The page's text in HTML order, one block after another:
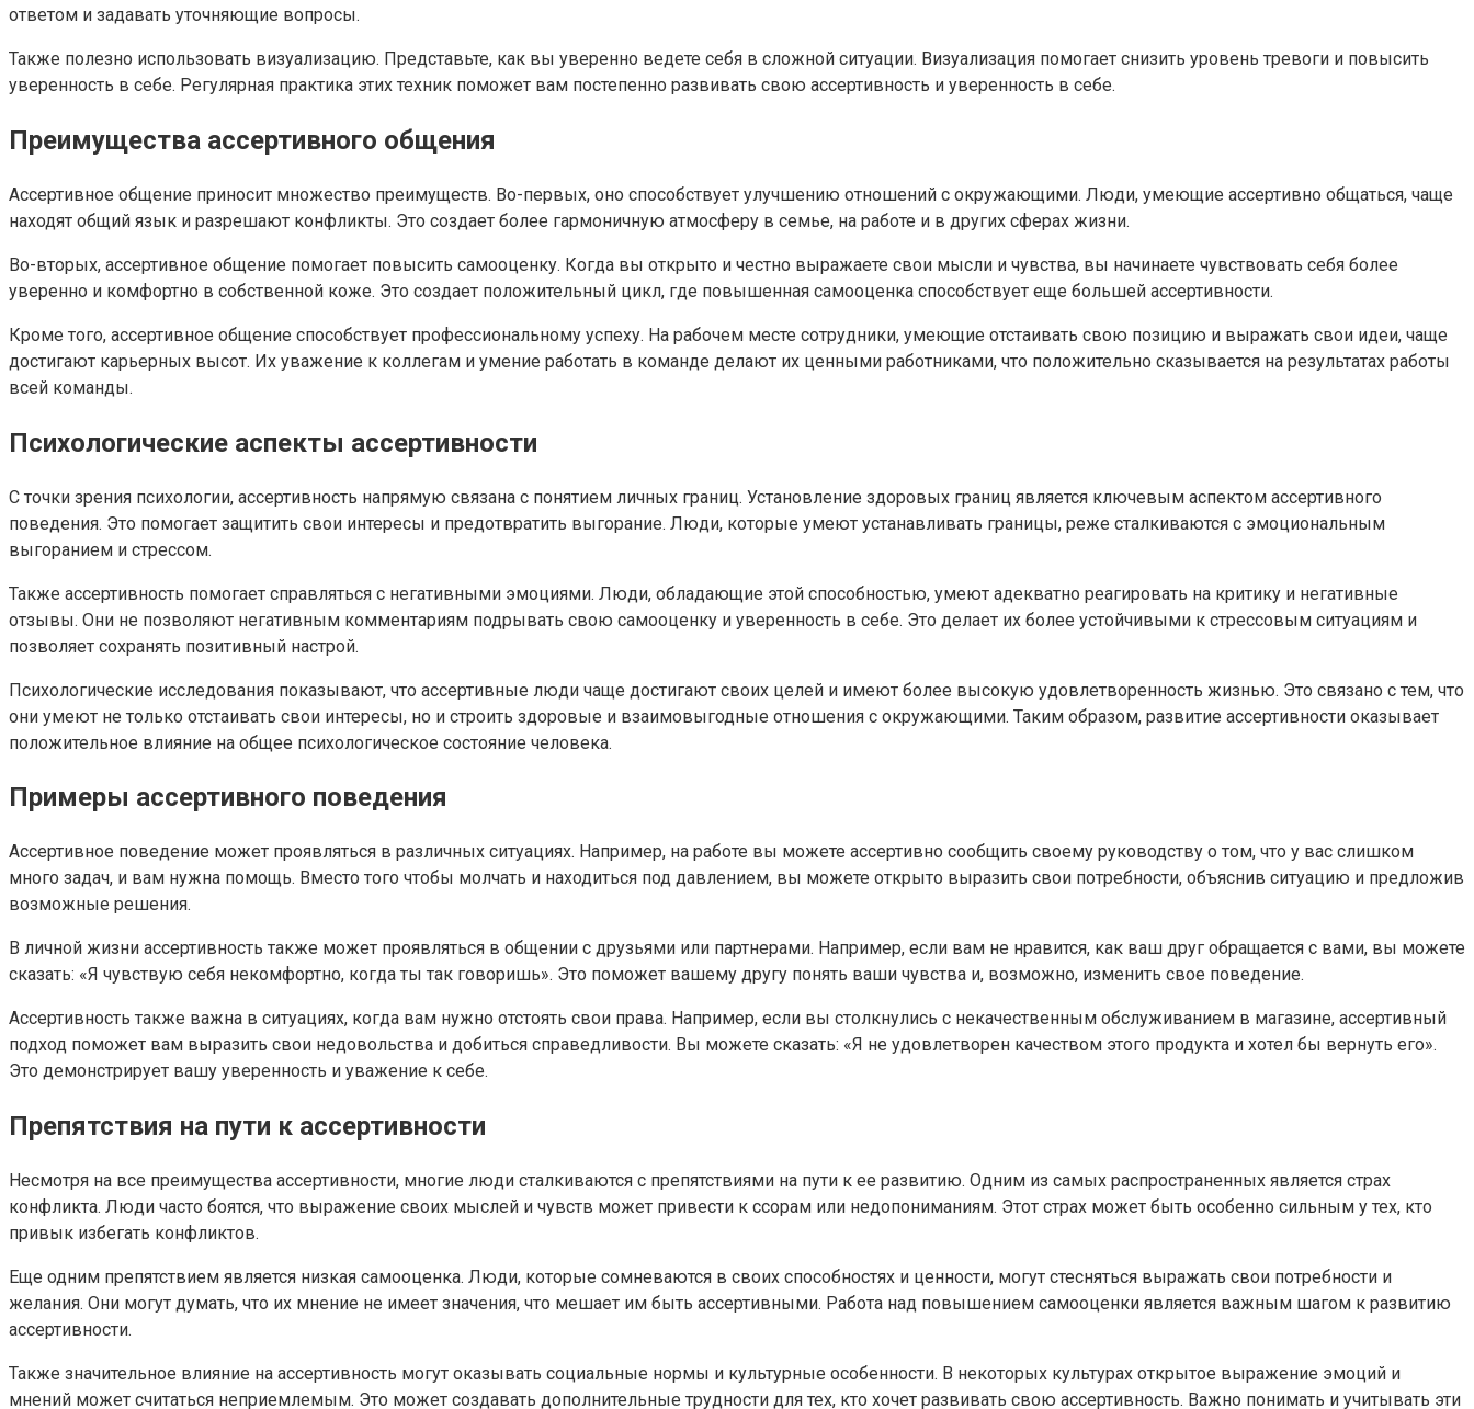
ответом и задавать уточняющие вопросы.
Также полезно использовать визуализацию. Представьте, как вы уверенно ведете себя в сложной ситуации. Визуализация помогает снизить уровень тревоги и повысить
уверенность в себе. Регулярная практика этих техник поможет вам постепенно развивать свою ассертивность и уверенность в себе.
Преимущества ассертивного общения
Ассертивное общение приносит множество преимуществ. Во-первых, оно способствует улучшению отношений с окружающими. Люди, умеющие ассертивно общаться, чаще
находят общий язык и разрешают конфликты. Это создает более гармоничную атмосферу в семье, на работе и в других сферах жизни.
Во-вторых, ассертивное общение помогает повысить самооценку. Когда вы открыто и честно выражаете свои мысли и чувства, вы начинаете чувствовать себя более
уверенно и комфортно в собственной коже. Это создает положительный цикл, где повышенная самооценка способствует еще большей ассертивности.
Кроме того, ассертивное общение способствует профессиональному успеху. На рабочем месте сотрудники, умеющие отстаивать свою позицию и выражать свои идеи, чаще
достигают карьерных высот. Их уважение к коллегам и умение работать в команде делают их ценными работниками, что положительно сказывается на результатах работы
всей команды.
Психологические аспекты ассертивности
С точки зрения психологии, ассертивность напрямую связана с понятием личных границ. Установление здоровых границ является ключевым аспектом ассертивного
поведения. Это помогает защитить свои интересы и предотвратить выгорание. Люди, которые умеют устанавливать границы, реже сталкиваются с эмоциональным
выгоранием и стрессом.
Также ассертивность помогает справляться с негативными эмоциями. Люди, обладающие этой способностью, умеют адекватно реагировать на критику и негативные
отзывы. Они не позволяют негативным комментариям подрывать свою самооценку и уверенность в себе. Это делает их более устойчивыми к стрессовым ситуациям и
позволяет сохранять позитивный настрой.
Психологические исследования показывают, что ассертивные люди чаще достигают своих целей и имеют более высокую удовлетворенность жизнью. Это связано с тем, что
они умеют не только отстаивать свои интересы, но и строить здоровые и взаимовыгодные отношения с окружающими. Таким образом, развитие ассертивности оказывает
положительное влияние на общее психологическое состояние человека.
Примеры ассертивного поведения
Ассертивное поведение может проявляться в различных ситуациях. Например, на работе вы можете ассертивно сообщить своему руководству о том, что у вас слишком
много задач, и вам нужна помощь. Вместо того чтобы молчать и находиться под давлением, вы можете открыто выразить свои потребности, объяснив ситуацию и предложив
возможные решения.
В личной жизни ассертивность также может проявляться в общении с друзьями или партнерами. Например, если вам не нравится, как ваш друг обращается с вами, вы можете
сказать: «Я чувствую себя некомфортно, когда ты так говоришь». Это поможет вашему другу понять ваши чувства и, возможно, изменить свое поведение.
Ассертивность также важна в ситуациях, когда вам нужно отстоять свои права. Например, если вы столкнулись с некачественным обслуживанием в магазине, ассертивный
подход поможет вам выразить свои недовольства и добиться справедливости. Вы можете сказать: «Я не удовлетворен качеством этого продукта и хотел бы вернуть его».
Это демонстрирует вашу уверенность и уважение к себе.
Препятствия на пути к ассертивности
Несмотря на все преимущества ассертивности, многие люди сталкиваются с препятствиями на пути к ее развитию. Одним из самых распространенных является страх
конфликта. Люди часто боятся, что выражение своих мыслей и чувств может привести к ссорам или недопониманиям. Этот страх может быть особенно сильным у тех, кто
привык избегать конфликтов.
Еще одним препятствием является низкая самооценка. Люди, которые сомневаются в своих способностях и ценности, могут стесняться выражать свои потребности и
желания. Они могут думать, что их мнение не имеет значения, что мешает им быть ассертивными. Работа над повышением самооценки является важным шагом к развитию
ассертивности.
Также значительное влияние на ассертивность могут оказывать социальные нормы и культурные особенности. В некоторых культурах открытое выражение эмоций и
мнений может считаться неприемлемым. Это может создавать дополнительные трудности для тех, кто хочет развивать свою ассертивность. Важно понимать и учитывать эти